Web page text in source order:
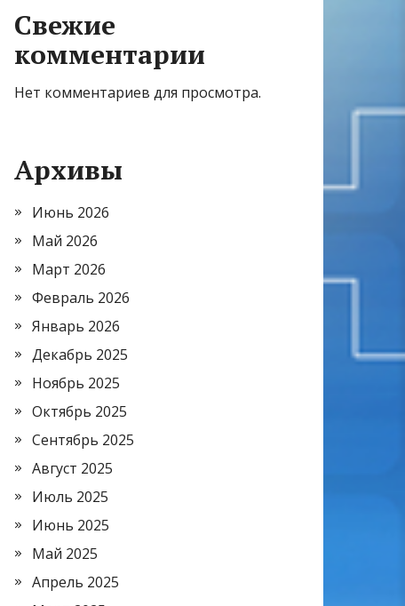
Свежие
комментарии
Нет комментариев для просмотра.
Архивы
Июнь 2026
Май 2026
Март 2026
Февраль 2026
Январь 2026
Декабрь 2025
Ноябрь 2025
Октябрь 2025
Сентябрь 2025
Август 2025
Июль 2025
Июнь 2025
Май 2025
Апрель 2025